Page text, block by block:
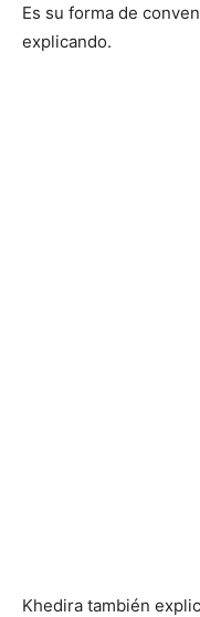
Es su forma de
explicando.
Khedira también